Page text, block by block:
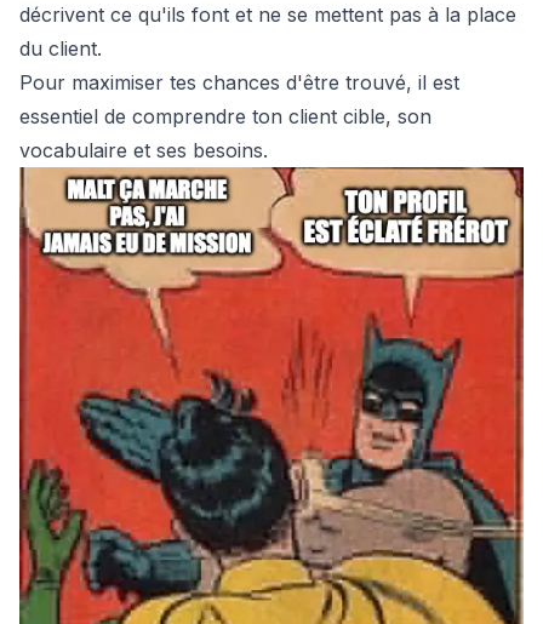
décrivent ce qu'ils font et ne se mettent pas à la place
du client.
Pour maximiser tes chances d'être trouvé, il est
essentiel de comprendre ton client cible, son
vocabulaire et ses besoins.